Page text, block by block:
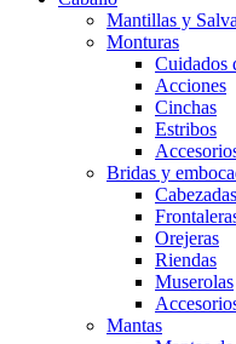
Mantillas y
Monturas
Cuidados
Acciones
Cinchas
Estribos
Bridas y
Orejeras
Riendas
Muserolas
Mantas